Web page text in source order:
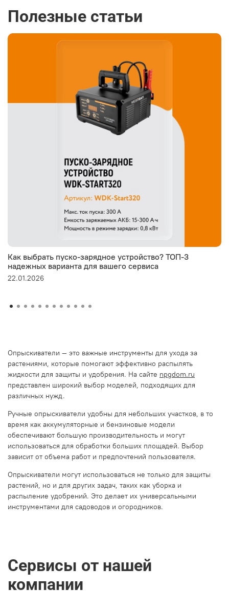
Полезные статьи
Как выбрать пуско-зарядное устройство? ТОП-3
надежных варианта для вашего сервиса
22.01.2026
Опрыскиватели — это важные инструменты для ухода за
растениями, которые помогают эффективно распылять
жидкости для защиты и удобрения. На сайте npgdom.ru
представлен широкий выбор моделей, подходящих для
различных нужд.
Ручные опрыскиватели удобны для небольших участков, в то
время как аккумуляторные и бензиновые модели
обеспечивают большую производительность и могут
использоваться для обработки больших площадей. Выбор
зависит от объема работ и предпочтений пользователя.
Опрыскиватели могут использоваться не только для защиты
растений, но и для других задач, таких как уборка и
распыление удобрений. Это делает их универсальными
инструментами для садоводов и огородников.
Сервисы от нашей
компании